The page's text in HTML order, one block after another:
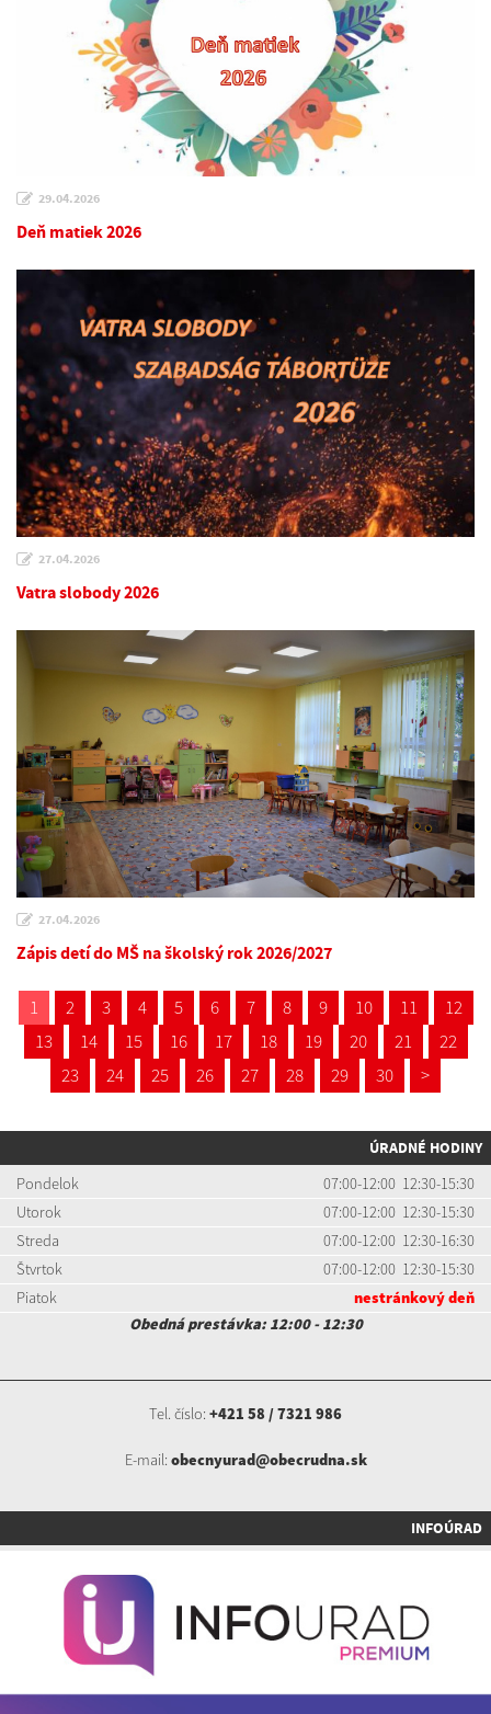
29.04.2026
Deň matiek 2026
27.04.2026
Vatra slobody 2026
27.04.2026
Zápis detí do MŠ na školský rok 2026/2027
1 2 3 4 5 6 7 8 9 10 11
12
13
14 15 16 17 18 19 20 21
22
23
24 25 26 27 28 29 30 >
ÚRADNÉ HODINY
Pondelok
07:00-12:00 12:30-15:30
Utorok
07:00-12:00 12:30-15:30
Streda
07:00-12:00 12:30-16:30
Štvrtok
07:00-12:00 12:30-15:30
Piatok
nestránkový deň
Obedná prestávka: 12:00 - 12:30
Tel. číslo: +421 58 / 7321 986
E-mail: obecnyurad@obecrudna.sk
INFOÚRAD